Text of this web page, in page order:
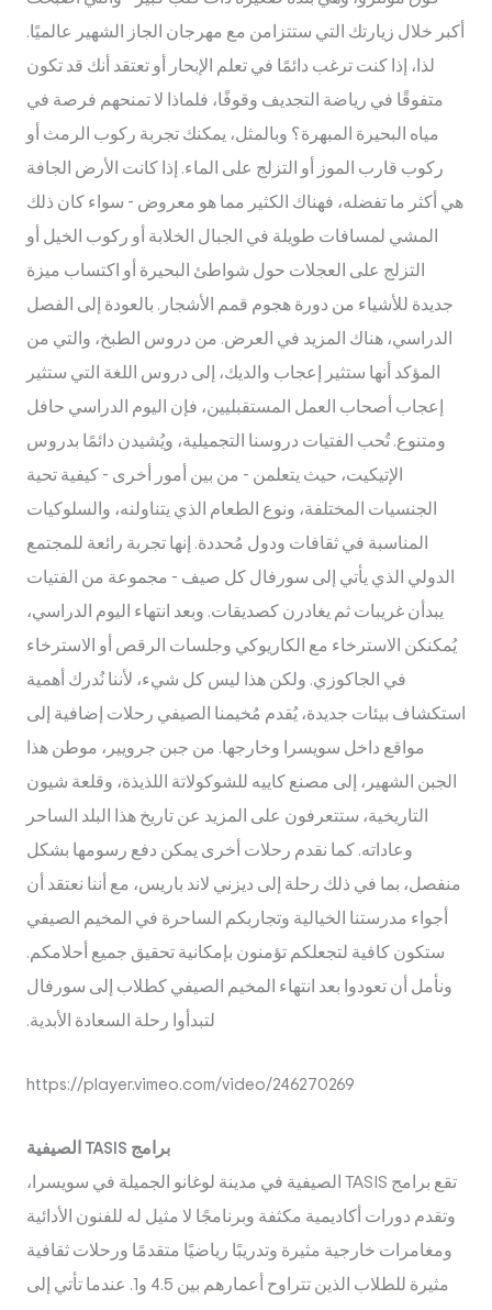
أكبر خلال زيارتك التي ستتزامن مع مهرجان الجاز الشهير عالميًا.
لذا، إذا كنت ترغب دائمًا في تعلم الإبحار أو تعتقد أنك قد تكون
متفوقًا في رياضة التجديف وقوفًا، فلماذا لا تمنحهم فرصة في
مياه البحيرة المبهرة؟ وبالمثل، يمكنك تجربة ركوب الرمث أو
ركوب قارب الموز أو التزلج على الماء. إذا كانت الأرض الجافة
هي أكثر ما تفضله، فهناك الكثير مما هو معروض - سواء كان ذلك
المشي لمسافات طويلة في الجبال الخلابة أو ركوب الخيل أو
التزلج على العجلات حول شواطئ البحيرة أو اكتساب ميزة
جديدة للأشياء من دورة هجوم قمم الأشجار. بالعودة إلى الفصل
الدراسي، هناك المزيد في العرض. من دروس الطبخ، والتي من
المؤكد أنها ستثير إعجاب والديك، إلى دروس اللغة التي ستثير
إعجاب أصحاب العمل المستقبليين، فإن اليوم الدراسي حافل
ومتنوع. تُحب الفتيات دروسنا التجميلية، ويُشيدن دائمًا بدروس
الإتيكيت، حيث يتعلمن - من بين أمور أخرى - كيفية تحية
الجنسيات المختلفة، ونوع الطعام الذي يتناولنه، والسلوكيات
المناسبة في ثقافات ودول مُحددة. إنها تجربة رائعة للمجتمع
الدولي الذي يأتي إلى سورفال كل صيف - مجموعة من الفتيات
يبدأن غريبات ثم يغادرن كصديقات. وبعد انتهاء اليوم الدراسي،
يُمكنكن الاسترخاء مع الكاريوكي وجلسات الرقص أو الاسترخاء
في الجاكوزي. ولكن هذا ليس كل شيء، لأننا نُدرك أهمية
استكشاف بيئات جديدة، يُقدم مُخيمنا الصيفي رحلات إضافية إلى
مواقع داخل سويسرا وخارجها. من جبن جرويير، موطن هذا
الجبن الشهير، إلى مصنع كاييه للشوكولاتة اللذيذة، وقلعة شيون
التاريخية، ستتعرفون على المزيد عن تاريخ هذا البلد الساحر
وعاداته. كما نقدم رحلات أخرى يمكن دفع رسومها بشكل
منفصل، بما في ذلك رحلة إلى ديزني لاند باريس، مع أننا نعتقد أن
أجواء مدرستنا الخيالية وتجاربكم الساحرة في المخيم الصيفي
ستكون كافية لتجعلكم تؤمنون بإمكانية تحقيق جميع أحلامكم.
ونأمل أن تعودوا بعد انتهاء المخيم الصيفي كطلاب إلى سورفال
لتبدأوا رحلة السعادة الأبدية.
https://player.vimeo.com/video/246270269
برامج TASIS الصيفية
تقع برامج TASIS الصيفية في مدينة لوغانو الجميلة في سويسرا،
وتقدم دورات أكاديمية مكثفة وبرنامجًا لا مثيل له للفنون الأدائية
ومغامرات خارجية مثيرة وتدريبًا رياضيًا متقدمًا ورحلات ثقافية
مثيرة للطلاب الذين تتراوح أعمارهم بين 4.5 و1. عندما تأتي إلى